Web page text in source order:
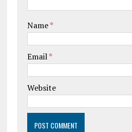
Name*
Email*
Website